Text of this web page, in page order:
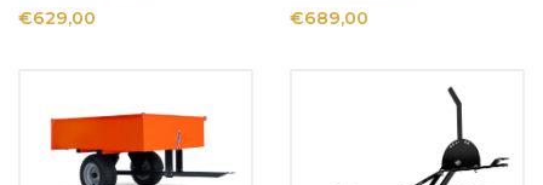
€629,00 €689,00